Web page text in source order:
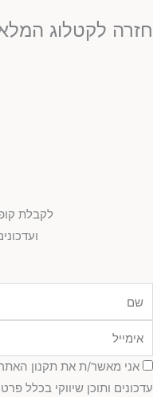
לקטלוג המלא
לקבלת קופון
אני מאשר/ת את תקנון האתר
ותוכן שיווקי בכלל